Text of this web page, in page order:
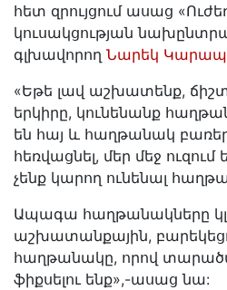
հետ զրույցում ասաց
կուսակցության
գլխավորող Նարեկ
«Եթե լավ աշխատենք,
երկիրը, կունենանք
են հայ և հաղթանակ
հեռվացնել, մեր մեջ ուզում
չենք կարող ունենալ
Ապագա հաղթանակները
աշխատանքային,
հաղթանակը, որով
ֆիքսելու ենք»,-ասաց նա: